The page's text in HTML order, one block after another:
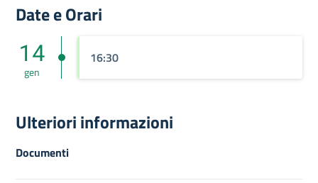
Date e Orari
14
gen
16:30
Ulteriori informazioni
Documenti